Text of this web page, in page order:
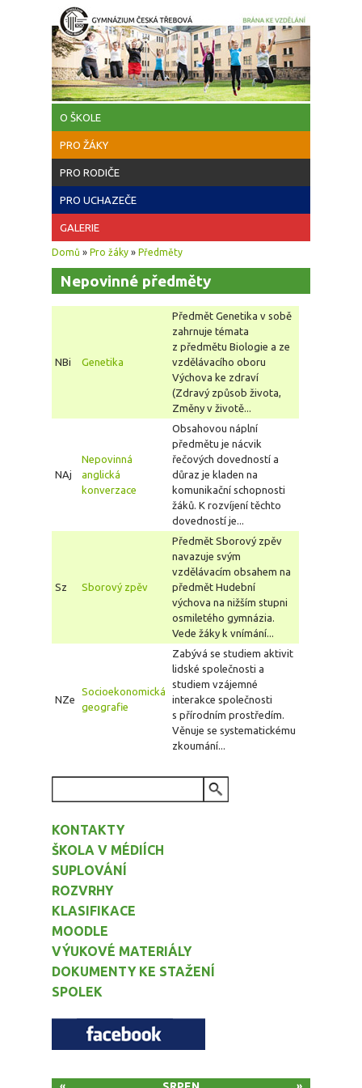
Přejít k hlavnímu obsahu
O ŠKOLE
PRO ŽÁKY
PRO RODIČE
PRO UCHAZEČE
GALERIE
Jste zde
Domů » Pro žáky » Předměty
Nepovinné předměty
NBi Genetika
Předmět Genetika v sobě
zahrnuje témata
z předmětu Biologie a ze
vzdělávacího oboru
Výchova ke zdraví
(Zdravý způsob života,
Změny v životě...
NAj
Nepovinná
anglická
konverzace
Obsahovou náplní
předmětu je nácvik
řečových dovedností a
důraz je kladen na
komunikační schopnosti
žáků. K rozvíjení těchto
dovedností je...
Sz Sborový zpěv
Předmět Sborový zpěv
navazuje svým
vzdělávacím obsahem na
předmět Hudební
výchova na nižším stupni
osmiletého gymnázia.
Vede žáky k vnímání...
NZe
Socioekonomická
geografie
Zabývá se studiem aktivit
lidské společnosti a
studiem vzájemné
interakce společnosti
s přírodním prostředím.
Věnuje se systematickému
zkoumání...
KONTAKTY
ŠKOLA V MÉDIÍCH
SUPLOVÁNÍ
ROZVRHY
KLASIFIKACE
MOODLE
VÝUKOVÉ MATERIÁLY
DOKUMENTY KE STAŽENÍ
SPOLEK